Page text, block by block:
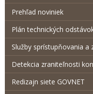
Prehľad noviniek
Plán technických
Služby sprístupňovania
Detekcia zraniteľnosti
Redizajn siete GOVNET